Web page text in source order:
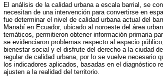
El análisis de la calidad urbana a escala barrial, se
necesitan de una intervención para convertirse en
fue determinar el nivel de calidad urbana actual del
Manabí en Ecuador, ubicado al noroeste del área
temáticos, permitieron obtener información primaria
se evidenciaron problemas respecto al espacio
bienestar social y el disfrute del derecho a la ciudad
regular de calidad urbana, por lo se vuelve necesario
los indicadores aplicados, basadas en el diagnóstico
ajusten a la realidad del territorio.